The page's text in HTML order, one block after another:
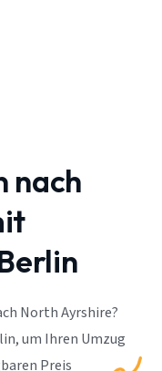
nach
North Ayrshire?
um Ihren Umzug
Preis